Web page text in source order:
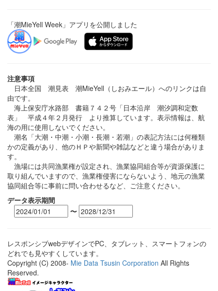
「潮MieYell Week」アプリを公開しました
注意事項
日本全国 潮見表 潮MieYell（しおみエール）へのリンクは自
由です。
海上保安庁水路部 書籍７４２号「日本沿岸 潮汐調和定数
表」 平成４年２月発行 より推算しています。表示情報は、航
海の用に使用しないでください。
潮名「大潮・中潮・小潮・長潮・若潮」の表記方法には何種類
かの定義があり、他のＨＰや新聞や雑誌などと違う場合がありま
す。
漁場には共同漁業権が設定され、漁業協同組合等が資源保護に
取り組んでいますので、漁業権侵害にならないよう、地元の漁業
協同組合等に事前に問い合わせるなど、ご注意ください。
データ表示期間
〜
レスポンシブwebデザインでPC、タブレット、スマートフォンの
どれでも見やすくしています。
Copyright (C) 2008- Mie Data Tsusin Corporation All Rights
Reserved.